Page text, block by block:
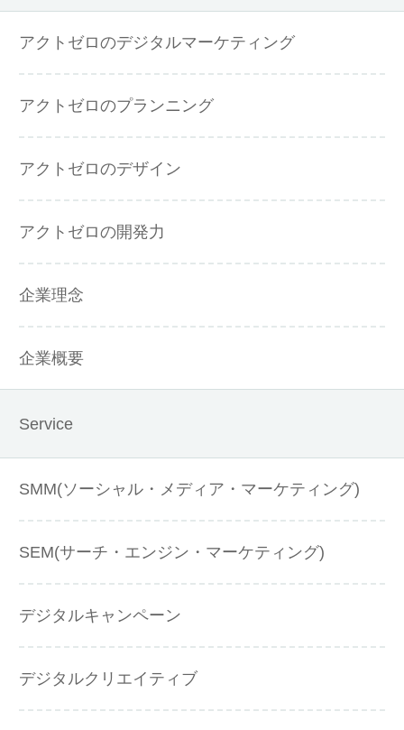
アクトゼロのデジタルマーケティング
アクトゼロのプランニング
アクトゼロのデザイン
アクトゼロの開発力
企業理念
企業概要
Service
SMM(ソーシャル・メディア・マーケティング)
SEM(サーチ・エンジン・マーケティング)
デジタルキャンペーン
デジタルクリエイティブ